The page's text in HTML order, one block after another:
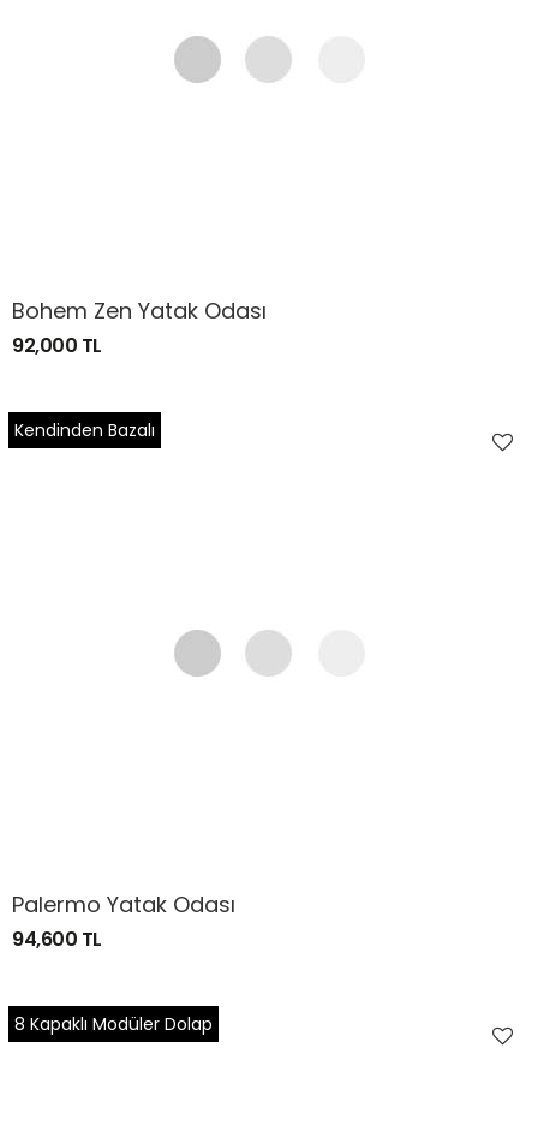
Bohem Zen Yatak Odası
92,000 TL
Kendinden Bazalı
Palermo Yatak Odası
94,600 TL
8 Kapaklı Modüler Dolap